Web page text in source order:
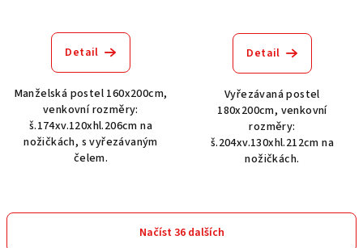
Detail
Manželská postel 160x200cm,
venkovní rozměry:
š.174xv.120xhl.206cm na
nožičkách, s vyřezávaným
čelem.
Detail
Vyřezávaná postel
180x200cm, venkovní
rozměry:
š.204xv.130xhl.212cm na
nožičkách.
Načíst 36 dalších